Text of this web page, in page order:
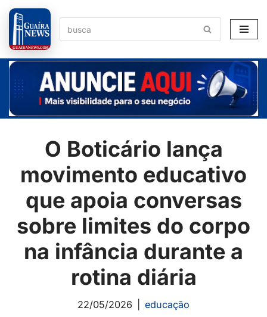
Pular
para
o
conteúdo
O Boticário lança
movimento educativo
que apoia conversas
sobre limites do corpo
na infância durante a
rotina diária
22/05/2026 educação